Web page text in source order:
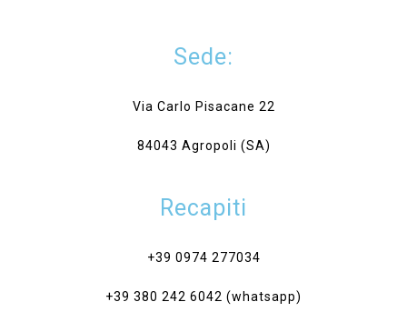
Sede:
Via Carlo Pisacane 22
84043 Agropoli (SA)
Recapiti
+39 0974 277034‎
+39 380 242 6042 (whatsapp)